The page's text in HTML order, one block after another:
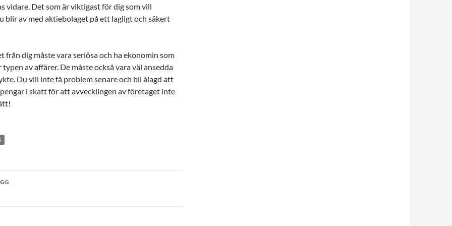
vidare. Det som är viktigast för dig som vill
blir av med aktiebolaget på ett lagligt och säkert
från dig måste vara seriösa och ha ekonomin som
av affärer. De måste också vara väl ansedda
Du vill inte få problem senare och bli ålagd att
i skatt för att avvecklingen av företaget inte